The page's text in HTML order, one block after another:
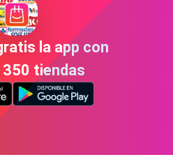
la app con
350 tiendas